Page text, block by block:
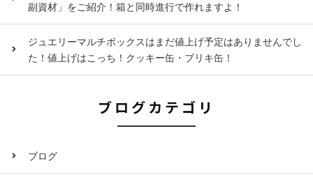
副資材」をご紹介！箱と同時進行で作れますよ！
ジュエリーマルチボックスはまだ値上げ予定はありませんでし
た！値上げはこっち！クッキー缶・ブリキ缶！
ブログカテゴリ
ブログ